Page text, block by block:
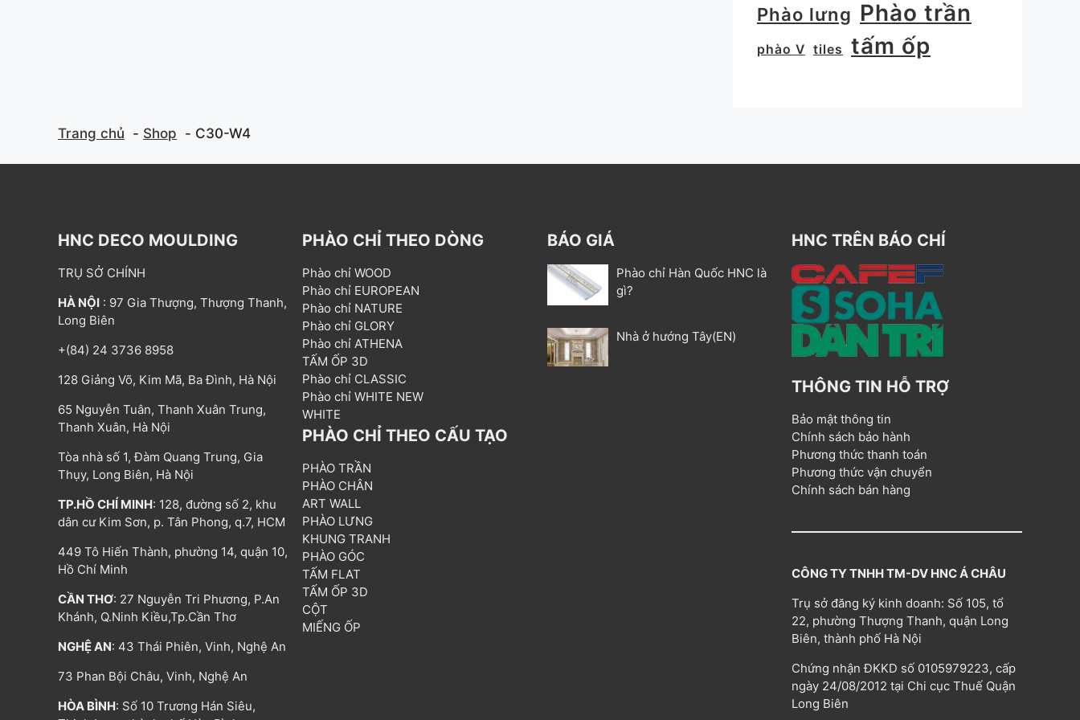
Phào lưng Phào trần
phào V tiles tấm ốp
Trang chủ Shop C30-W4
HNC DECO MOULDING
TRỤ SỞ CHÍNH
HÀ NỘI : 97 Gia Thượng, Thượng Thanh,
Long Biên
+(84) 24 3736 8958
128 Giảng Võ, Kim Mã, Ba Đình, Hà Nội
65 Nguyễn Tuân, Thanh Xuân Trung,
Thanh Xuân, Hà Nội
Tòa nhà số 1, Đàm Quang Trung, Gia
Thụy, Long Biên, Hà Nội
TP.HỒ CHÍ MINH: 128, đường số 2, khu
dân cư Kim Sơn, p. Tân Phong, q.7, HCM
449 Tô Hiến Thành, phường 14, quận 10,
Hồ Chí Minh
CẦN THƠ: 27 Nguyễn Tri Phương, P.An
Khánh, Q.Ninh Kiều,Tp.Cần Thơ
NGHỆ AN: 43 Thái Phiên, Vinh, Nghệ An
73 Phan Bội Châu, Vinh, Nghệ An
HÒA BÌNH: Số 10 Trương Hán Siêu,
PHÀO CHỈ THEO DÒNG
Phào chỉ WOOD
Phào chỉ EUROPEAN
Phào chỉ NATURE
Phào chỉ GLORY
Phào chỉ ATHENA
TẤM ỐP 3D
Phào chỉ CLASSIC
Phào chỉ WHITE NEW
WHITE
PHÀO CHỈ THEO CẤU TẠO
PHÀO TRẦN
PHÀO CHÂN
ART WALL
PHÀO LƯNG
KHUNG TRANH
PHÀO GÓC
TẤM FLAT
TẤM ỐP 3D
CỘT
MIẾNG ỐP
BÁO GIÁ
Phào chỉ Hàn Quốc HNC là
gì?
Nhà ở hướng Tây(EN)
HNC TRÊN BÁO CHÍ
THÔNG TIN HỖ TRỢ
Bảo mật thông tin
Chính sách bảo hành
Phương thức thanh toán
Phương thức vận chuyển
Chính sách bán hàng
CÔNG TY TNHH TM-DV HNC Á CHÂU
Trụ sở đăng ký kinh doanh: Số 105, tổ
22, phường Thượng Thanh, quận Long
Biên, thành phố Hà Nội
Chứng nhận ĐKKD số 0105979223, cấp
ngày 24/08/2012 tại Chi cục Thuế Quận
Long Biên